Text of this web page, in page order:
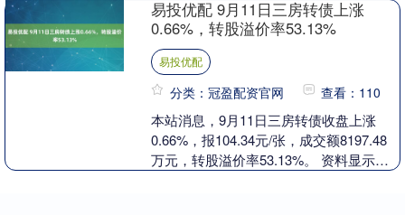
易投优配 9月11日三房转债上涨
0.66%，转股溢价率53.13%
易投优配
分类：冠盈配资官网 查看：110
本站消息，9月11日三房转债收盘上涨
0.66%，报104.34元/张，成交额8197.48
万元，转股溢价率53.13%。 资料显示，